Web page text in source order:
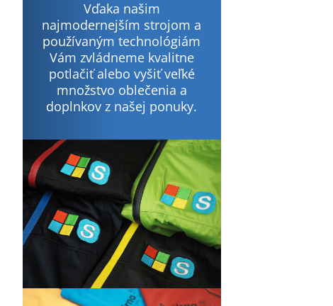
Vďaka našim
najmodernejším strojom a
používaným technológiám
Vám zvládneme kvalitne
potlačiť alebo vyšiť veľké
množstvo oblečenia a
doplnkov z našej ponuky.